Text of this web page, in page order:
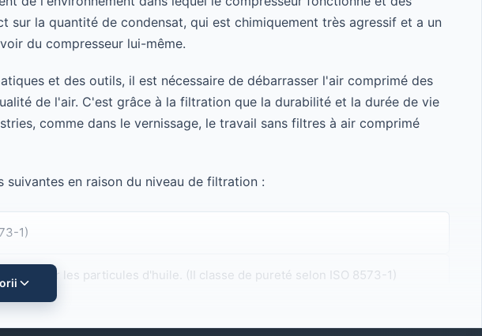
la quantité de condensat, qui est chimiquement très agressif et a un
du compresseur lui-même.
et des outils, il est nécessaire de débarrasser l'air comprimé des
de l'air. C'est grâce à la filtration que la durabilité et la durée de vie
comme dans le vernissage, le travail sans filtres à air comprimé
suivantes en raison du niveau de filtration :
1)
m3 pour les particules d'huile. (II classe de pureté selon ISO 8573-1)